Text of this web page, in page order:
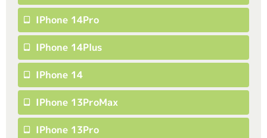
IPhone 14Pro
IPhone 14Plus
IPhone 14
IPhone 13ProMax
IPhone 13Pro